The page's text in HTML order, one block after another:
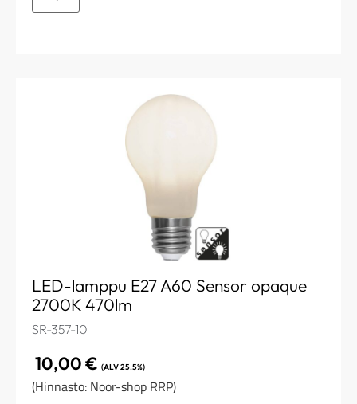
LED-lamppu E27 A60 Sensor opaque
2700K 470lm
SR-357-10
10,00€ (ALV 25.5%)
(Hinnasto: Noor-shop RRP)